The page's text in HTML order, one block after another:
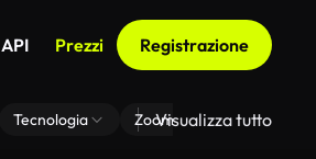
API Prezzi Registrazione
Tecnologia Zoom Di Sfondo Virtuale
Visualizza tutto